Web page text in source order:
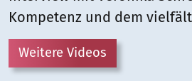
Kompetenz und dem
Weitere Videos